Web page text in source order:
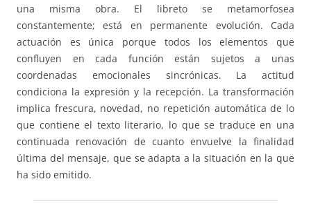
una misma obra. El libreto se metamorfosea
constantemente; está en permanente evolución. Cada
actuación es única porque todos los elementos que
confluyen en cada función están sujetos a unas
coordenadas emocionales sincrónicas. La actitud
condiciona la expresión y la recepción. La transformación
implica frescura, novedad, no repetición automática de lo
que contiene el texto literario, lo que se traduce en una
continuada renovación de cuanto envuelve la finalidad
última del mensaje, que se adapta a la situación en la que
ha sido emitido.